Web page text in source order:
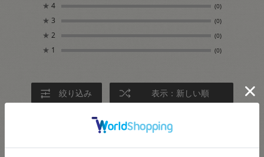
★ 4 (0)
★ 3 (0)
★ 2 (0)
★ 1 (0)
絞り込み 表示：新しい順